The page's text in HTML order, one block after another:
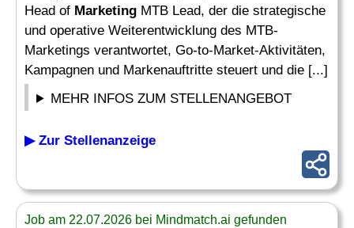
Head of Marketing MTB Lead, der die strategische
und operative Weiterentwicklung des MTB-
Marketings verantwortet, Go-to-Market-Aktivitäten,
Kampagnen und Markenauftritte steuert und die [...]
MEHR INFOS ZUM STELLENANGEBOT
▶ Zur Stellenanzeige
Job am 22.07.2026 bei Mindmatch.ai gefunden